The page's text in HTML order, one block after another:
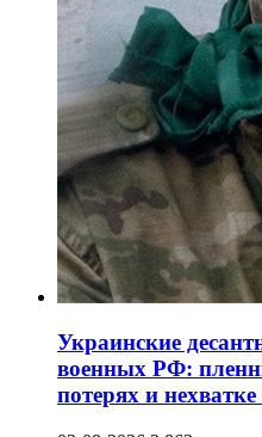
Украинские
военных РФ:
потерях и